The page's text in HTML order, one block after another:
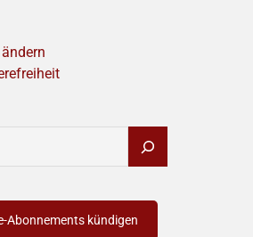
Abonnements kündigen